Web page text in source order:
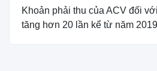
Khoản phải thu của ACV đối
tăng hơn 20 lần kể từ năm